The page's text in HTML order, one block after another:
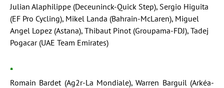
Julian Alaphilippe (Deceuninck-Quick Step), Sergio Higuita
(EF Pro Cycling), Mikel Landa (Bahrain-McLaren), Miguel
Angel Lopez (Astana), Thibaut Pinot (Groupama-FDJ), Tadej
Pogacar (UAE Team Emirates)
*
Romain Bardet (Ag2r-La Mondiale), Warren Barguil (Arkéa-